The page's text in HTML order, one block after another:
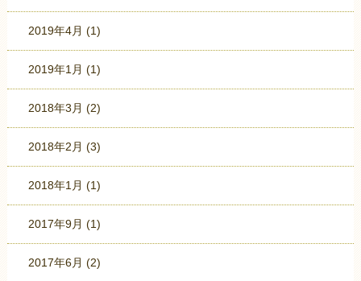
2019年4月 (1)
2019年1月 (1)
2018年3月 (2)
2018年2月 (3)
2018年1月 (1)
2017年9月 (1)
2017年6月 (2)